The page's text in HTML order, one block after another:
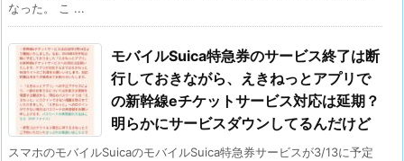
なった。 こ ...
モバイルSuica特急券のサービス終了は断
行しておきながら、えきねっとアプリで
の新幹線eチケットサービス対応は延期？
明らかにサービスダウンしてるんだけど
スマホのモバイルSuicaのモバイルSuica特急券サービスが3/13に予定